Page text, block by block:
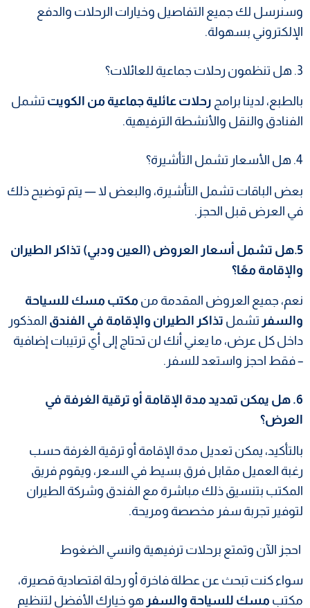
وسنرسل لك جميع التفاصيل وخيارات الرحلات والدفع
الإلكتروني بسهولة.
3. هل تنظمون رحلات جماعية للعائلات؟
بالطبع، لدينا برامج رحلات عائلية جماعية من الكويت تشمل
الفنادق والنقل والأنشطة الترفيهية.
4. هل الأسعار تشمل التأشيرة؟
بعض الباقات تشمل التأشيرة، والبعض لا — يتم توضيح ذلك
في العرض قبل الحجز.
5.هل تشمل أسعار العروض (العين ودبي) تذاكر الطيران
والإقامة معًا؟
نعم، جميع العروض المقدمة من مكتب مسك للسياحة
والسفر تشمل تذاكر الطيران والإقامة في الفندق المذكور
داخل كل عرض، ما يعني أنك لن تحتاج إلى أي ترتيبات إضافية
– فقط احجز واستعد للسفر.
6. هل يمكن تمديد مدة الإقامة أو ترقية الغرفة في
العرض؟
بالتأكيد، يمكن تعديل مدة الإقامة أو ترقية الغرفة حسب
رغبة العميل مقابل فرق بسيط في السعر، ويقوم فريق
المكتب بتنسيق ذلك مباشرة مع الفندق وشركة الطيران
لتوفير تجربة سفر مخصصة ومريحة.
احجز الآن وتمتع برحلات ترفيهية وانسي الضغوط
سواء كنت تبحث عن عطلة فاخرة أو رحلة اقتصادية قصيرة،
مكتب مسك للسياحة والسفر هو خيارك الأفضل لتنظيم